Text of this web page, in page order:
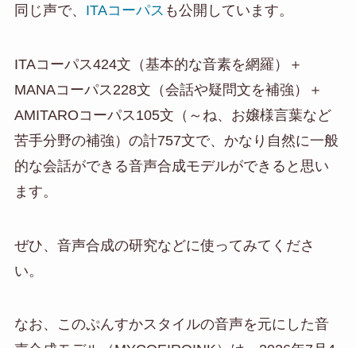
同じ声で、 ITAコーパス も公開しています。
ITAコーパス424文（基本的な音素を網羅）＋
MANAコーパス228文（会話や疑問文を補強）＋
AMITAROコーパス105文（～ね、お嬢様言葉など
苦手分野の補強）の計757文で、かなり自然に一般
的な会話ができる音声合成モデルができると思い
ます。
ぜひ、音声合成の研究などに使ってみてくださ
い。
なお、このぷんすかスタイルの音声を元にした音